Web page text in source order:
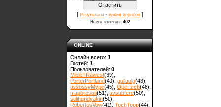
[ Результаты · Архив опросов ]
Всего ответов: 402
ONLINE
Онлайн всего: 1
Гостей: 1
Пользователей: 0
MicleTRawest(39)
PorterPortland(40) gulluolg(43)
assossyMype(45) Opertech(48)
mapbresoti(51) avsubfere(50)
salihgridyakin(50)
RobertosVow(41) TochToop(44)